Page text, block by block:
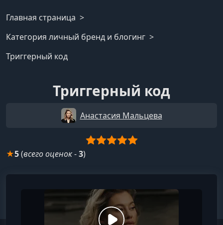
Главная страница
Категория личный бренд и блогинг
Триггерный код
Триггерный код
Анастасия Мальцева
★5(всего оценок-3)